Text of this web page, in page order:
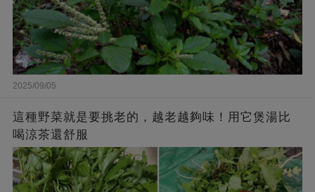
2025/09/05
這種野菜就是要挑老的，越老越夠味！用它煲湯比
喝涼茶還舒服